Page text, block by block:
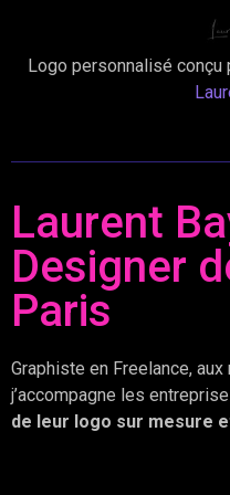
Logo personnalisé conçu
Laurent
Designer
Paris
Graphiste en Freelance,
j’accompagne les
de leur logo sur mesure